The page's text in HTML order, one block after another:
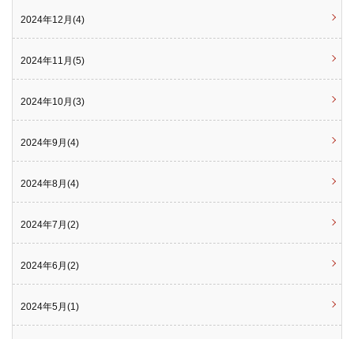
2024年12月(4)
2024年11月(5)
2024年10月(3)
2024年9月(4)
2024年8月(4)
2024年7月(2)
2024年6月(2)
2024年5月(1)